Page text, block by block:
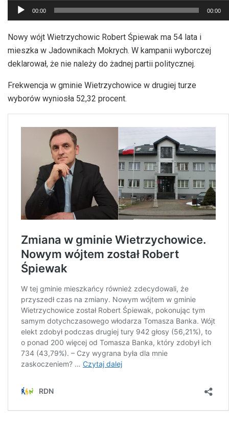
Odtwarzacz
plików
dźwiękowych
00:00 00:00
Nowy wójt Wietrzychowic Robert Śpiewak ma 54 lata i
mieszka w Jadownikach Mokrych. W kampanii wyborczej
deklarował, że nie należy do żadnej partii politycznej.
Frekwencja w gminie Wietrzychowice w drugiej turze
wyborów wyniosła 52,32 procent.